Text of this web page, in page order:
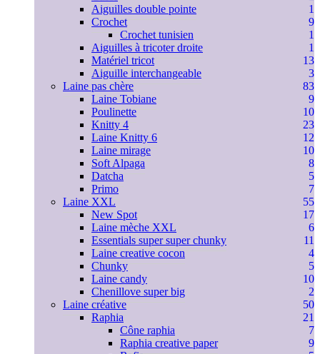
Aiguilles double pointe
1
Crochet
9
Crochet tunisien
1
Aiguilles à tricoter droite
1
Matériel tricot
13
Aiguille interchangeable
3
Laine pas chère
83
Laine Tobiane
9
Poulinette
10
Knitty 4
23
Laine Knitty 6
12
Laine mirage
10
Soft Alpaga
8
Datcha
5
Primo
7
Laine XXL
55
New Spot
17
Laine mèche XXL
6
Essentials super super chunky
11
Laine creative cocon
4
Chunky
5
Laine candy
10
Chenillove super big
2
Laine créative
50
Raphia
21
Cône raphia
7
Raphia creative paper
9